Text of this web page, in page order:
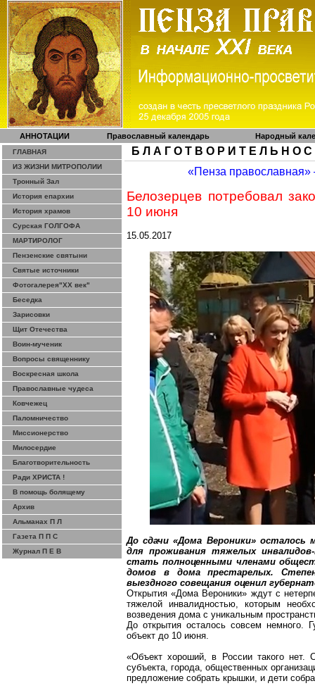
АННОТАЦИИ Православный календарь Народный
ГЛАВНАЯ
ИЗ ЖИЗНИ МИТРОПОЛИИ
Тронный Зал
История епархии
История храмов
Сурская ГОЛГОФА
МАРТИРОЛОГ
Пензенские святыни
Святые источники
Фотогалерея"ХХ век"
Беседка
Зарисовки
Щит Отечества
Воин-мученик
Вопросы священнику
Воскресная школа
Православные чудеса
Ковчежец
Паломничество
Миссионерство
Милосердие
Благотворительность
Ради ХРИСТА !
В помощь болящему
Архив
Альманах П Л
Газета П П С
Журнал П Е В
Б Л А Г О Т В О Р И Т Е Л Ь Н О С
«Пенза православная»
Белозерцев потребовал
10 июня
15.05.2017
До сдачи «Дома Вероники» осталось
для проживания тяжелых
стать полноценными членами
домов в дома престарелых.
выездного совещания оценил
Открытия «Дома Вероники» ждут с
тяжелой инвалидностью, которым
возведения дома с уникальным
До открытия осталось совсем немного.
объект до 10 июня.
«Объект хороший, в России такого
субъекта, города, общественных
предложение собрать крышки, и дети